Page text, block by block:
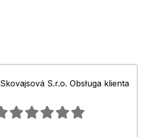
Skovajsová S.r.o. Obsługa klienta